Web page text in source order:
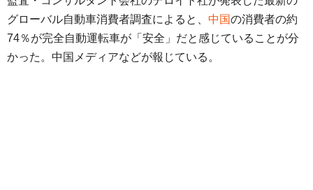
グローバル自動車消費者調査によると、 中国の消費者の約
74％が完全自動運転車が「安全」だと感じていることが分
かった。中国メディアなどが報じている。